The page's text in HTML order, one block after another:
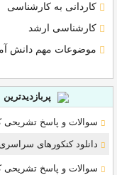
کاردانی به کارشناسی
کارشناسی ارشد
موضوعات مهم دانش
پربازدیدترین
سوالات و پاسخ تشریحی کنکور
دانلود کنکورهای سراسری
سوالات و پاسخ تشریحی